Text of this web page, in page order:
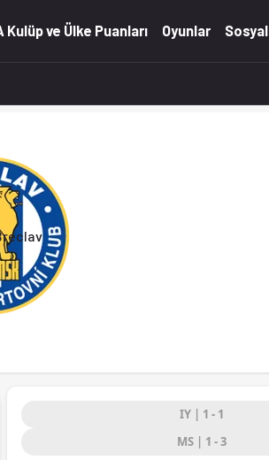
Kulüp ve Ülke Puanları Oyunlar Sosyal
IY | 1 - 1
MS | 1 - 3